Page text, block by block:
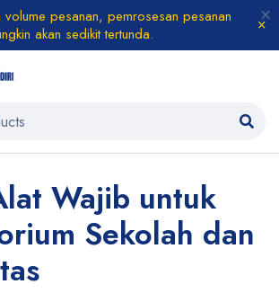
volume pesanan, pemrosesan pesanan
akan sedikit tertunda.
Wajib untuk
Sekolah dan